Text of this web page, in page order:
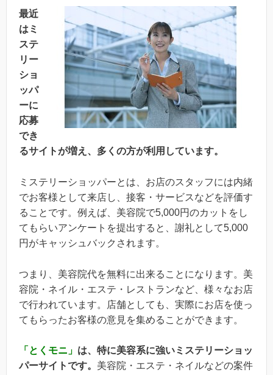
最近
はミ
ステ
リー
ショ
ッパ
ーに
応募
でき
るサイトが増え、多くの方が利用しています。
ミステリーショッパーとは、お店のスタッフには内緒
でお客様として来店し、接客・サービスなどを評価す
ることです。例えば、美容院で5,000円のカットをし
てもらいアンケートを提出すると、謝礼として5,000
円がキャッシュバックされます。
つまり、美容院代を無料に出来ることになります。美
容院・ネイル・エステ・レストランなど、様々なお店
で行われています。店舗としても、実際にお店を使っ
てもらったお客様の意見を集めることができます。
「とくモニ」 は、特に美容系に強いミステリーショッ
パーサイトです。 美容院・エステ・ネイルなどの案件